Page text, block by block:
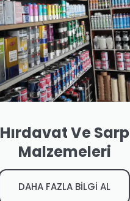
Hırdavat Ve Sarp
Malzemeleri
DAHA FAZLA BİLGİ AL